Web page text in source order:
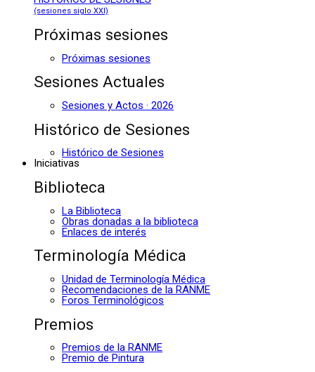
(sesiones siglo XXI)
Próximas sesiones
Próximas sesiones
Sesiones Actuales
Sesiones y Actos · 2026
Histórico de Sesiones
Histórico de Sesiones
Iniciativas
Biblioteca
La Biblioteca
Obras donadas a la biblioteca
Enlaces de interés
Terminología Médica
Unidad de Terminología Médica
Recomendaciones de la RANME
Foros Terminológicos
Premios
Premios de la RANME
Premio de Pintura